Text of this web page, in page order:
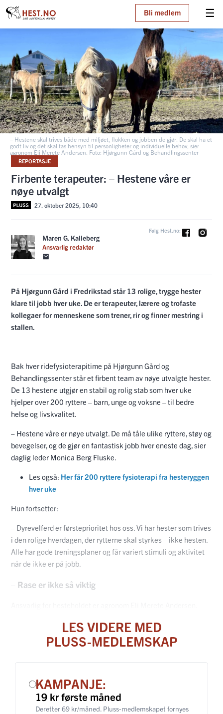
☰
Bli medlem
– Hestene skal trives både med miljøet, flokken og jobben de gjør. De skal ha et
godt liv og det skal tas hensyn til personligheter og individuelle behov, sier
agronom Eli Merete Andersen. Foto: Hjørgunn Gård og Behandlingssenter
REPORTASJE
Firbente terapeuter: – Hestene våre er
nøye utvalgt
27. oktober 2025, 10:40
Maren G. Kalleberg
Ansvarlig redaktør
Følg Hest.no:
På Hjørgunn Gård i Fredrikstad står 13 rolige, trygge hester
klare til jobb hver uke. De er terapeuter, lærere og trofaste
kollegaer for menneskene som trener, rir og finner mestring i
stallen.
Bak hver ridefysioterapitime på Hjørgunn Gård og
Behandlingssenter står et firbent team av nøye utvalgte hester.
De 13 hestene utgjør en stabil og rolig stab som hver uke
hjelper over 200 ryttere – barn, unge og voksne – til bedre
helse og livskvalitet.
– Hestene våre er nøye utvalgt. De må tåle ulike ryttere, støy og
bevegelser, og de gjør en fantastisk jobb hver eneste dag, sier
daglig leder Monica Berg Fluske.
Les også: Her får 200 ryttere fysioterapi fra hesteryggen
hver uke
Hun fortsetter:
– Dyrevelferd er førsteprioritet hos oss. Vi har hester som trives
i den rolige hverdagen, der rytterne skal styrkes – ikke hesten.
Alle har gode treningsplaner og får variert stimuli og aktivitet
når de ikke er på jobb.
– Rase er ikke så viktig
LES VIDERE MED
PLUSS-MEDLEMSKAP
KAMPANJE:
19 kr første måned
Deretter 69 kr/måned. Pluss-medlemskapet fornyes